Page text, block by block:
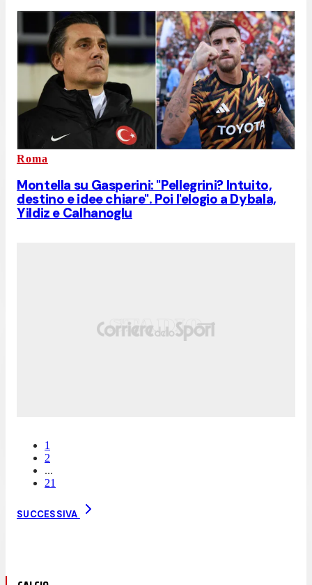
Roma
Montella su Gasperini: "Pellegrini? Intuito,
destino e idee chiare". Poi l'elogio a Dybala,
Yildiz e Calhanoglu
1
2
...
21
SUCCESSIVA